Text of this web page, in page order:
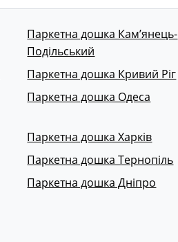
Паркетна дошка Кам’янець-
Подільський
Паркетна дошка Кривий Ріг
Паркетна дошка Одеса
Паркетна дошка Харків
Паркетна дошка Тернопіль
Паркетна дошка Дніпро